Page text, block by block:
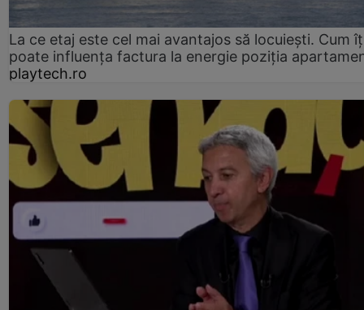
La ce etaj este cel mai avantajos să locuiești. Cum
poate influența factura la energie poziția
playtech.ro